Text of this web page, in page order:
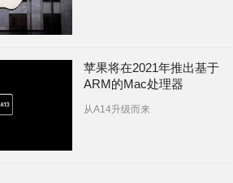
苹果将在2021年推出基于
ARM的Mac处理器
从A14升级而来